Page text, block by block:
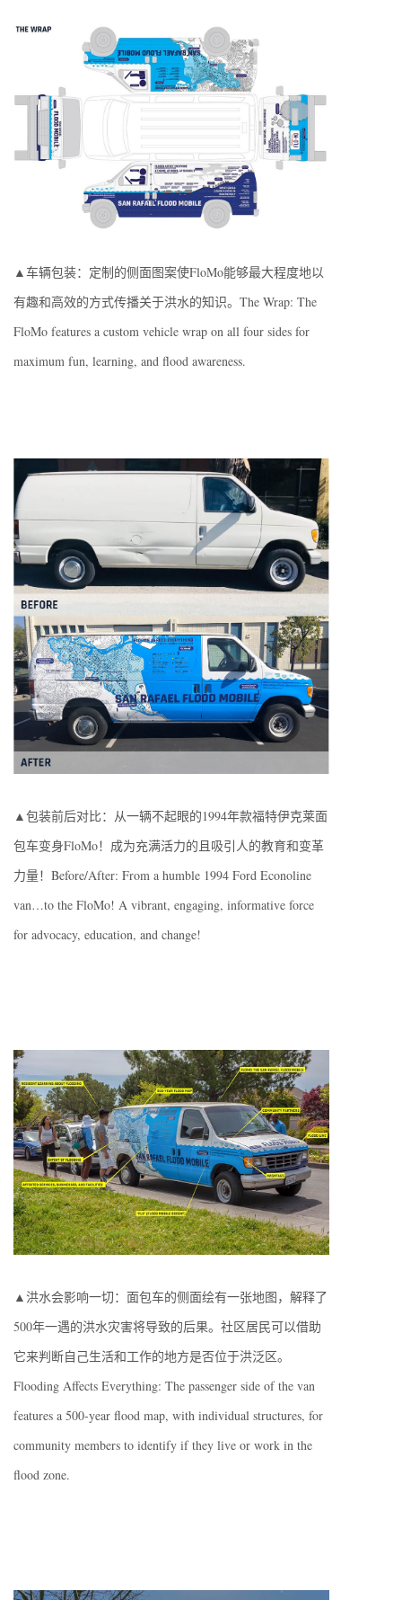
▲车辆包装：定制的侧面图案使FloMo能够最大程度地以
有趣和高效的方式传播关于洪水的知识。The Wrap: The
FloMo features a custom vehicle wrap on all four sides for
maximum fun, learning, and flood awareness.
▲包装前后对比：从一辆不起眼的1994年款福特伊克莱面
包车变身FloMo！成为充满活力的且吸引人的教育和变革
力量！Before/After: From a humble 1994 Ford Econoline
van…to the FloMo! A vibrant, engaging, informative force
for advocacy, education, and change!
▲洪水会影响一切：面包车的侧面绘有一张地图，解释了
500年一遇的洪水灾害将导致的后果。社区居民可以借助
它来判断自己生活和工作的地方是否位于洪泛区。
Flooding Affects Everything: The passenger side of the van
features a 500-year flood map, with individual structures, for
community members to identify if they live or work in the
flood zone.